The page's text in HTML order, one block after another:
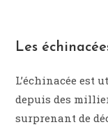
Les
L’échinacée est
depuis des
surprenant de